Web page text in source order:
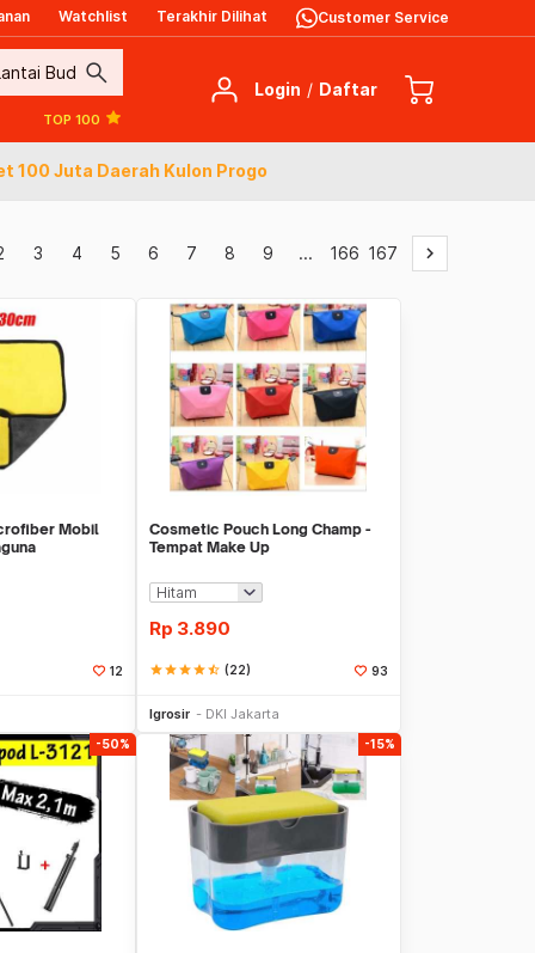
Watchlist Terakhir Dilihat Customer Service
search
TOP 100
Login / Daftar
100 Juta Daerah Kulon Progo
3 4 5 6 7 8 9 ... 166 167 keyboard_arrow_right
Mobil
12
Cosmetic Pouch Long Champ -
Tempat Make Up
Rp 3.890
starstarstarstarstar_half (22) 93
Igrosir DKI Jakarta
-50% -15%